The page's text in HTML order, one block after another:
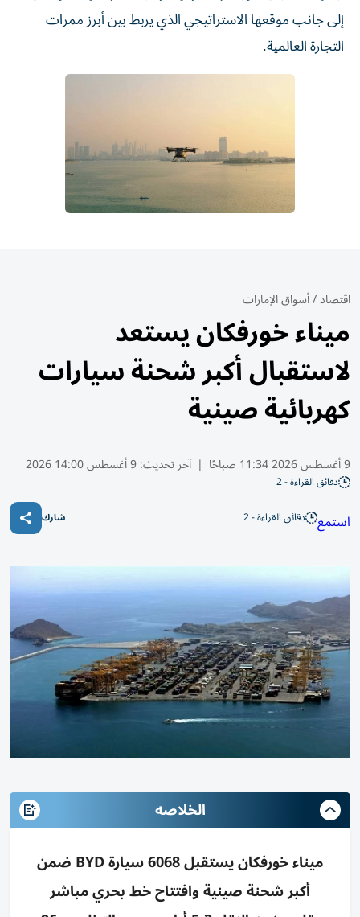
إلى جانب موقعها الاستراتيجي الذي يربط بين أبرز ممرات
التجارة العالمية.
اقتصاد/أسواق الإمارات
ميناء خورفكان يستعد
لاستقبال أكبر شحنة سيارات
كهربائية صينية
9 أغسطس 2026 11:34 صباحًا | آخر تحديث:9 أغسطس 14:00 2026
دقائق القراءة - 2
استمع دقائق القراءة - 2 شارك
الخلاصه
ميناء خورفكان يستقبل 6068 سيارة BYD ضمن
أكبر شحنة صينية وافتتاح خط بحري مباشر